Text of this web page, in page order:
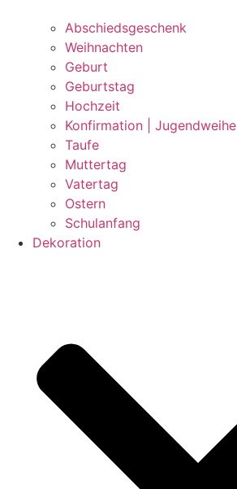
Abschiedsgeschenk
Weihnachten
Geburt
Geburtstag
Hochzeit
Konfirmation | Jugendweihe
Taufe
Muttertag
Vatertag
Ostern
Schulanfang
Dekoration